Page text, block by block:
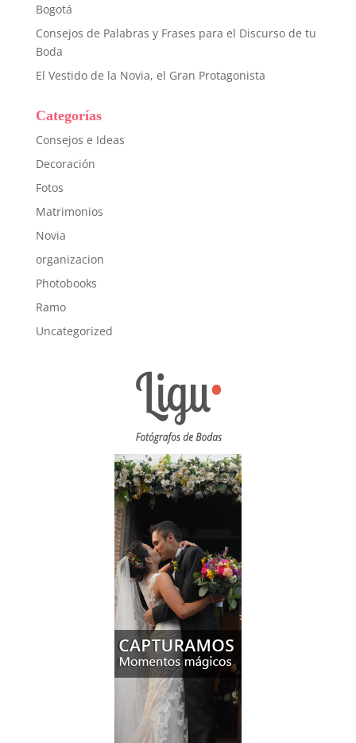
Bogotá
Consejos de Palabras y Frases para el Discurso de tu
Boda
El Vestido de la Novia, el Gran Protagonista
Categorías
Consejos e Ideas
Decoración
Fotos
Matrimonios
Novia
organizacion
Photobooks
Ramo
Uncategorized